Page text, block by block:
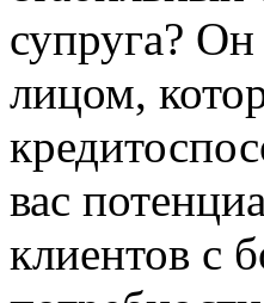
супруга?
лицом,
вас
клиентов с